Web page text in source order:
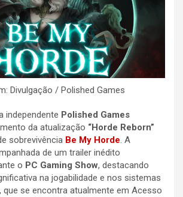
Divulgação / Polished Games
independente Polished Games
da atualização “Horde Reborn”
sobrevivência Be My Horde. A
de um trailer inédito
o PC Gaming Show, destacando
na jogabilidade e nos sistemas
que se encontra atualmente em Acesso